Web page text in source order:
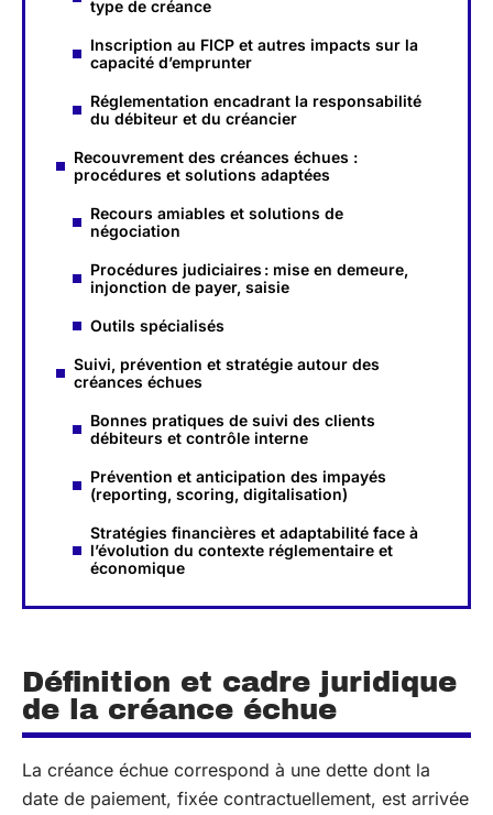
type de créance
Inscription au FICP et autres impacts sur la
capacité d’emprunter
Réglementation encadrant la responsabilité
du débiteur et du créancier
Recouvrement des créances échues :
procédures et solutions adaptées
Recours amiables et solutions de
négociation
Procédures judiciaires : mise en demeure,
injonction de payer, saisie
Outils spécialisés
Suivi, prévention et stratégie autour des
créances échues
Bonnes pratiques de suivi des clients
débiteurs et contrôle interne
Prévention et anticipation des impayés
(reporting, scoring, digitalisation)
Stratégies financières et adaptabilité face à
l’évolution du contexte réglementaire et
économique
Définition et cadre juridique
de la créance échue
La créance échue correspond à une dette dont la
date de paiement, fixée contractuellement, est arrivée